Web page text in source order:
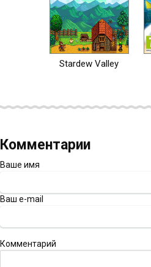
Stardew Valley
Комментарии
Ваше имя
Ваш e-mail
Комментарий